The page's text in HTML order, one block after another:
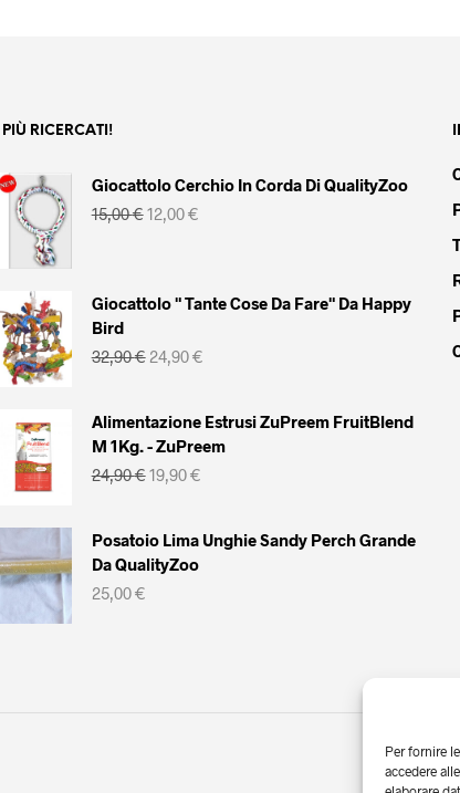
Per fornire
accedere
I PIÙ RICERCATI!
Giocattolo Cerchio In Corda Di QualityZoo
15,00€Il
prezzo
15,00 €.
12,00€Il
12,00 €.
Giocattolo " Tante Cose Da Fare" Da Happy
Bird
32,90€ Il
prezzo
era:
32,90 €.
24,90€Il
è:
Alimentazione Estrusi ZuPreem FruitBlend
M 1Kg. - ZuPreem
24,90€Il
prezzo
era:
24,90 €.
19,90€Il
è:
Posatoio Lima Unghie Sandy Perch Grande
Da QualityZoo
25,00€